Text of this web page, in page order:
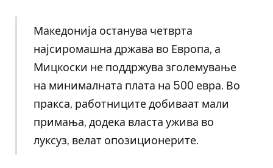
Македонија останува четврта
најсиромашна држава во Европа, а
Мицкоски не поддржува зголемување
на минималната плата на 500 евра. Во
пракса, работниците добиваат мали
примања, додека власта ужива во
луксуз, велат опозиционерите.